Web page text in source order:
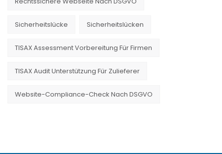
Sicherheitslücke Sicherheitslücken
TISAX Assessment Vorbereitung Für Firmen
TISAX Audit Unterstützung Für Zulieferer
Website-Compliance-Check Nach DSGVO